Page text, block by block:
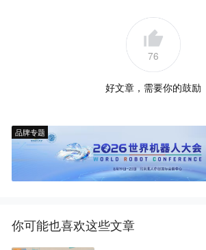
76
好文章，需要你的鼓励
品牌专题
你可能也喜欢这些文章